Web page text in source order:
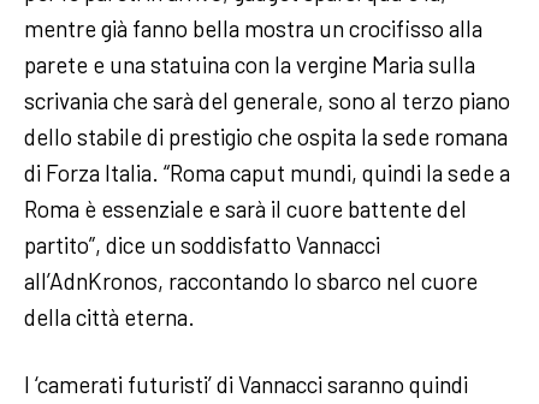
mentre già fanno bella mostra un crocifisso alla
parete e una statuina con la vergine Maria sulla
scrivania che sarà del generale, sono al terzo piano
dello stabile di prestigio che ospita la sede romana
di Forza Italia. “Roma caput mundi, quindi la sede a
Roma è essenziale e sarà il cuore battente del
partito”, dice un soddisfatto Vannacci
all’AdnKronos, raccontando lo sbarco nel cuore
della città eterna.
I ‘camerati futuristi’ di Vannacci saranno quindi